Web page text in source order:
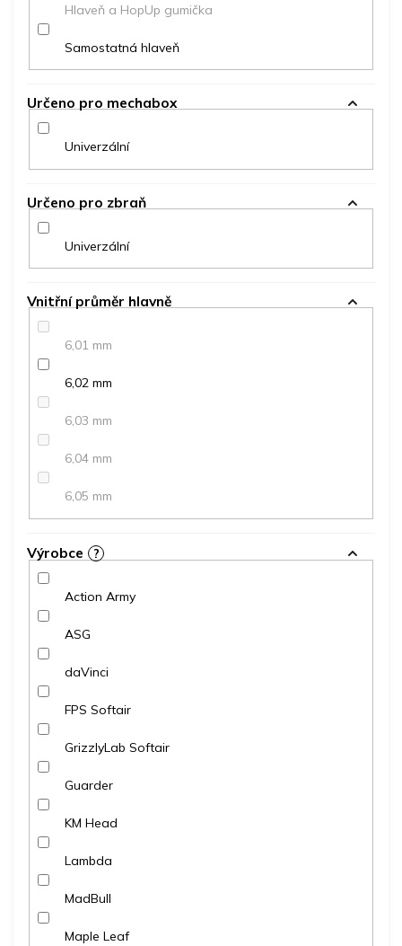
Hlaveň a HopUp gumička
Samostatná hlaveň
Určeno pro mechabox
Univerzální
Určeno pro zbraň
Univerzální
Vnitřní průměr hlavně
6,01 mm
6,02 mm
6,03 mm
6,04 mm
6,05 mm
Výrobce ?
Action Army
ASG
daVinci
FPS Softair
GrizzlyLab Softair
Guarder
KM Head
Lambda
MadBull
Maple Leaf